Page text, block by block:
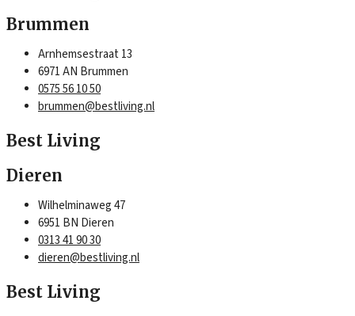
Brummen
Arnhemsestraat 13
6971 AN Brummen
0575 56 10 50
brummen@bestliving.nl
Best Living
Dieren
Wilhelminaweg 47
6951 BN Dieren
0313 41 90 30
dieren@bestliving.nl
Best Living